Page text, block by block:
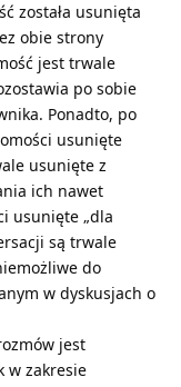
została usunięta
obie strony
jest trwale
po sobie
Ponadto, po
usunięte
usunięte z
ich nawet
usunięte „dla
są trwale
do
w dyskusjach o
jest
w zakresie